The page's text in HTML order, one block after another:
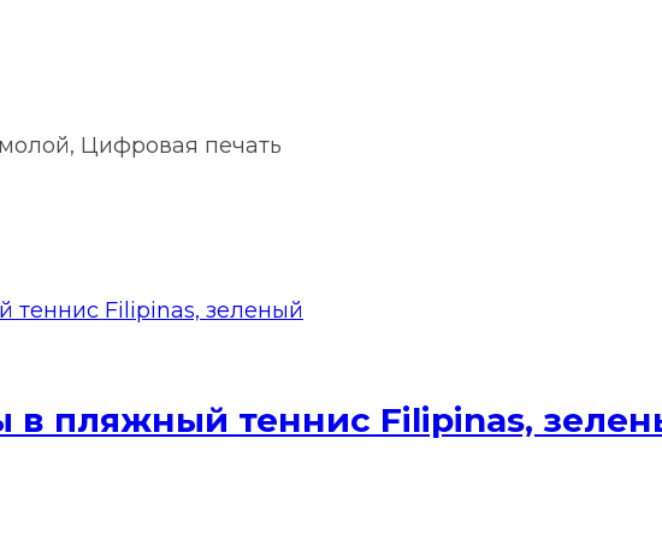
Цифровая печать
в пляжный теннис Filipinas,